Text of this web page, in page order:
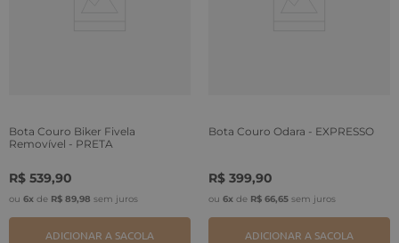
Bota Couro Biker Fivela
Removível - PRETA
R$ 539,90
ou 6x de R$ 89,98 sem juros
ADICIONAR A SACOLA
Bota Couro Odara - EXPRESSO
R$ 399,90
ou 6x de R$ 66,65 sem juros
ADICIONAR A SACOLA